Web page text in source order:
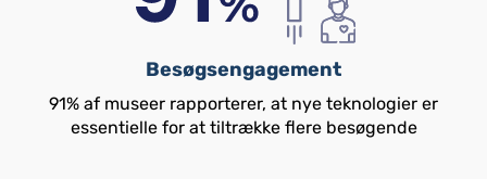
Besøgsengagement
91% af museer rapporterer, at nye teknologier er
essentielle for at tiltrække flere besøgende